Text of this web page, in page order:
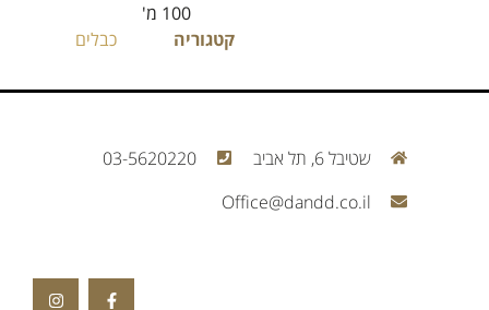
100 מ'
קטגוריה
כבלים
שטיבל 6, תל אביב
03-5620220
Office@dandd.co.il